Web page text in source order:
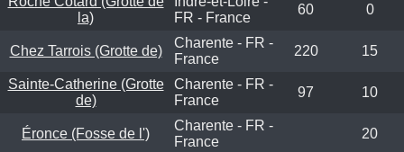
la)
FR - France
60 0
Chez Tarrois (Grotte de)
Charente - FR -
France
220 15
Sainte-Catherine (Grotte
de)
Charente - FR -
France
97 10
Éronce (Fosse de l')
Charente - FR -
France
20